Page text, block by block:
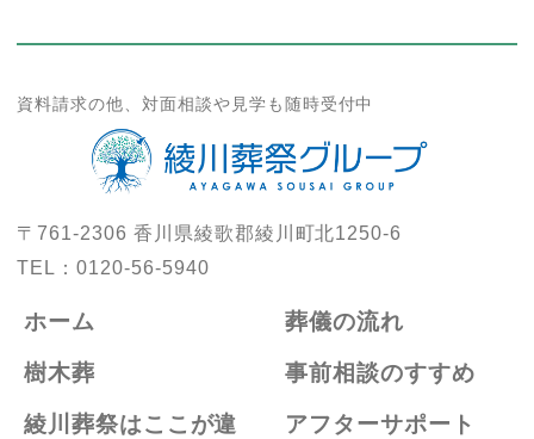
資料請求の他、対面相談や見学も随時受付中
〒761-2306 香川県綾歌郡綾川町北1250-6
TEL：0120-56-5940
ホーム
樹木葬
綾川葬祭はここが違
葬儀の流れ
事前相談のすすめ
アフターサポート